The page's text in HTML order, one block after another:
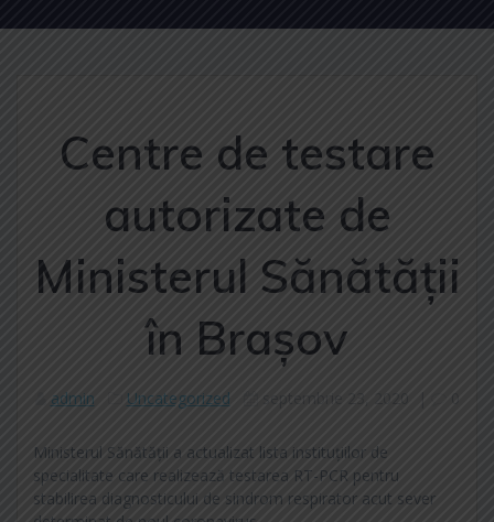
Centre de testare
autorizate de
Ministerul Sănătății
în Brașov
admin Uncategorized septembrie 23, 2020 0
Ministerul Sănătății a actualizat lista instituțiilor de
specialitate care realizează testarea RT-PCR pentru
stabilirea diagnosticului de sindrom respirator acut sever